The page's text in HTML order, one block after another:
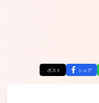
ポスト シェア